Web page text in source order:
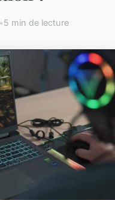
•5 min de lecture